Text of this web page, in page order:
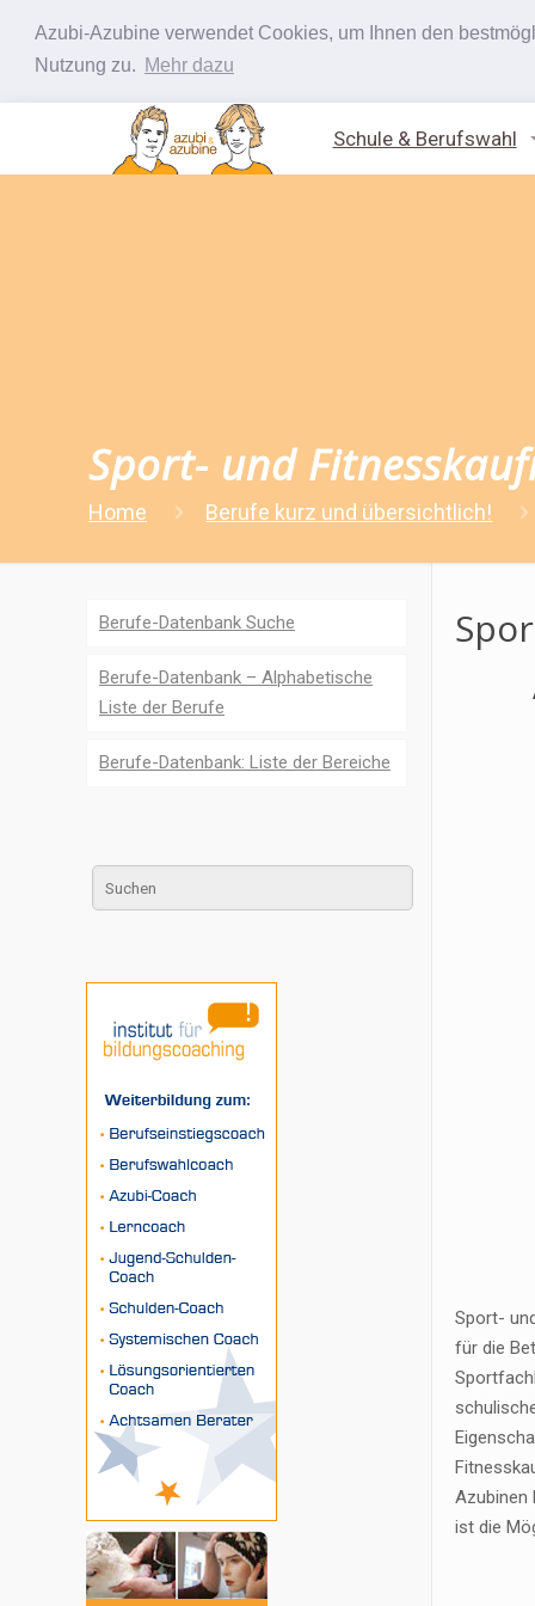
Azubi-Azubine verwendet Cookies, um Ihnen den
Nutzung zu. Mehr dazu
Schule & Berufswahl
Sport- und
Home Berufe kurz und übersichtlich!
Sport-
für die
Azubinen
ist die
Berufe-Datenbank Suche
Berufe-Datenbank – Alphabetische
Liste der Berufe
Berufe-Datenbank: Liste der Bereiche